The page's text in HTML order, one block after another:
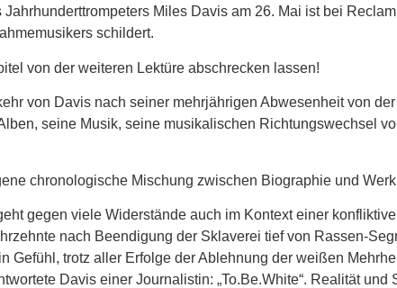
Miles Davis am 26. Mai ist bei
schildert.
von der weiteren Lektüre abschrecken lassen!
von Davis nach seiner mehrjährigen Abwesenheit von
seine Musik, seine musikalischen Richtungswechsel
chronologische Mischung zwischen Biographie und
gegen viele Widerstände auch im Kontext einer
nach Beendigung der Sklaverei tief von Rassen-
Gefühl, trotz aller Erfolge der Ablehnung der weißen
Davis einer Journalistin: „To.Be.White“. Realität